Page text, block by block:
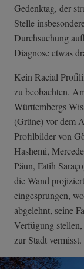
Gedenktag, der
Stelle
Durchsuchung
Diagnose etwas
Kein Racial
zu beobachten.
Württembergs
(Grüne) vor dem
Profilbilder von
Hashemi,
Păun, Fatih
die Wand
eingesprungen,
abgelehnt, seine
Verfügung
zur Stadt vermisst.